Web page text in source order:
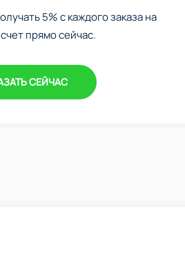
5% с каждого заказа на
прямо сейчас.
СЕЙЧАС